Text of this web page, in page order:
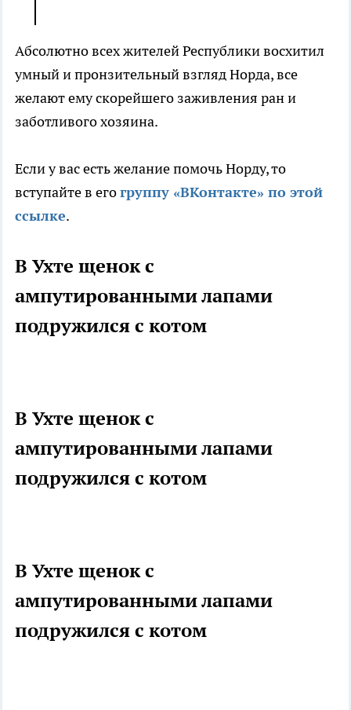
Абсолютно всех жителей Республики восхитил
умный и пронзительный взгляд Норда, все
желают ему скорейшего заживления ран и
заботливого хозяина.
Если у вас есть желание помочь Норду, то
вступайте в егогруппу «ВКонтакте» по этой
ссылке.
В Ухте щенок с
ампутированными лапами
подружился с котом
В Ухте щенок с
ампутированными лапами
подружился с котом
В Ухте щенок с
ампутированными лапами
подружился с котом